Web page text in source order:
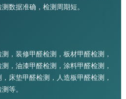
数据准确，检测周期短。
，装修甲醛检测，板材甲醛检测，
，油漆甲醛检测，涂料甲醛检测，
床垫甲醛检测，人造板甲醛检测，
等。